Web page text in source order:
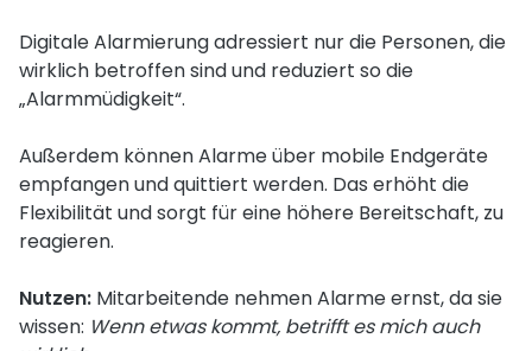
Digitale Alarmierung adressiert nur die Personen, die
wirklich betroffen sind und reduziert so die
„Alarmmüdigkeit“.
Außerdem können Alarme über mobile Endgeräte
empfangen und quittiert werden. Das erhöht die
Flexibilität und sorgt für eine höhere Bereitschaft, zu
reagieren.
Nutzen: Mitarbeitende nehmen Alarme ernst, da sie
wissen: Wenn etwas kommt, betrifft es mich auch